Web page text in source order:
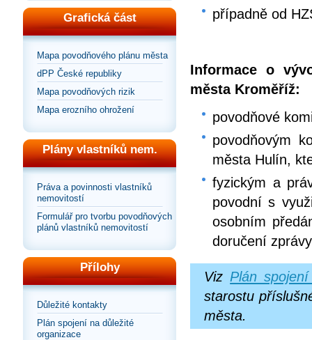
Grafická část
Mapa povodňového plánu města
dPP České republiky
Mapa povodňových rizik
Mapa erozního ohrožení
Plány vlastníků nem.
Práva a povinnosti vlastníků
nemovitostí
Formulář pro tvorbu povodňových
plánů vlastníků nemovitostí
Přílohy
Důležité kontakty
Plán spojení na důležité
organizace
případně od
Informace o
města Kroměříž:
povodňové
povodňovým
města Hulín,
fyzickým a
povodní s
osobním
doručení
Viz Plán
starostu
města.